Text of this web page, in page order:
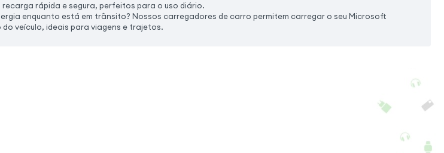
recarga rápida e segura, perfeitos para o uso diário.
enquanto está em trânsito? Nossos carregadores de carro permitem carregar o seu Microsoft
veículo, ideais para viagens e trajetos.